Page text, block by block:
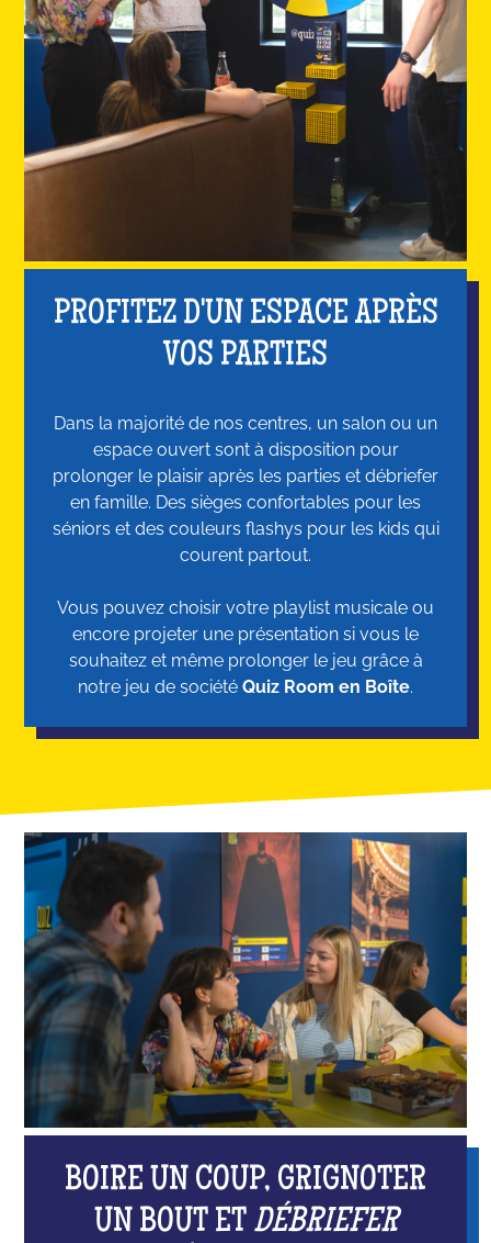
PROFITEZ D'UN ESPACE APRÈS
VOS PARTIES
Dans la majorité de nos centres, un salon ou un
espace ouvert sont à disposition pour
prolonger le plaisir après les parties et débriefer
en famille. Des sièges confortables pour les
séniors et des couleurs flashys pour les kids qui
courent partout.
Vous pouvez choisir votre playlist musicale ou
encore projeter une présentation si vous le
souhaitez et même prolonger le jeu grâce à
notre jeu de société Quiz Room en Boîte.
BOIRE UN COUP, GRIGNOTER
UN BOUT ET DÉBRIEFER